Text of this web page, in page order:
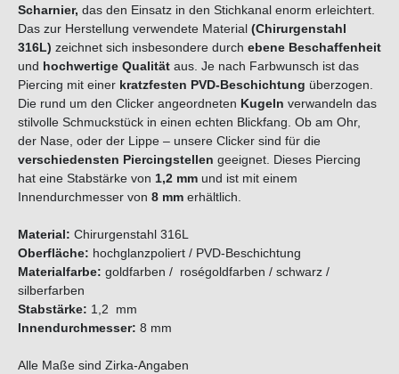
Scharnier, das den Einsatz in den Stichkanal enorm erleichtert.
Das zur Herstellung verwendete Material (Chirurgenstahl
316L) zeichnet sich insbesondere durch ebene Beschaffenheit
und hochwertige Qualität aus. Je nach Farbwunsch ist das
Piercing mit einer kratzfesten PVD-Beschichtung überzogen.
Die rund um den Clicker angeordneten Kugeln verwandeln das
stilvolle Schmuckstück in einen echten Blickfang. Ob am Ohr,
der Nase, oder der Lippe – unsere Clicker sind für die
verschiedensten Piercingstellen geeignet. Dieses Piercing
hat eine Stabstärke von 1,2 mm und ist mit einem
Innendurchmesser von 8 mm erhältlich.
Material: Chirurgenstahl 316L
Oberfläche: hochglanzpoliert / PVD-Beschichtung
Materialfarbe: goldfarben / roségoldfarben / schwarz /
silberfarben
Stabstärke: 1,2 mm
Innendurchmesser: 8 mm
Alle Maße sind Zirka-Angaben